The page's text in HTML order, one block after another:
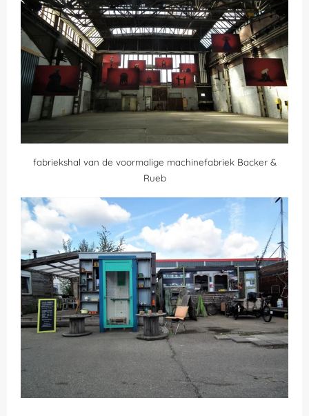
fabriekshal van de voormalige machinefabriek Backer &
Rueb